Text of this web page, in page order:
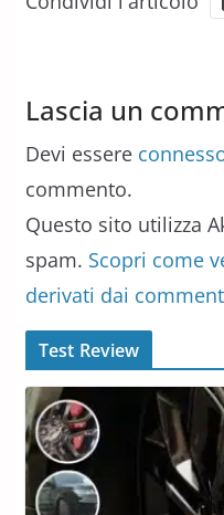
Lascia un
Devi essere
commento.
Questo sito utilizza
spam. Scopri come
derivati dai
Test Review